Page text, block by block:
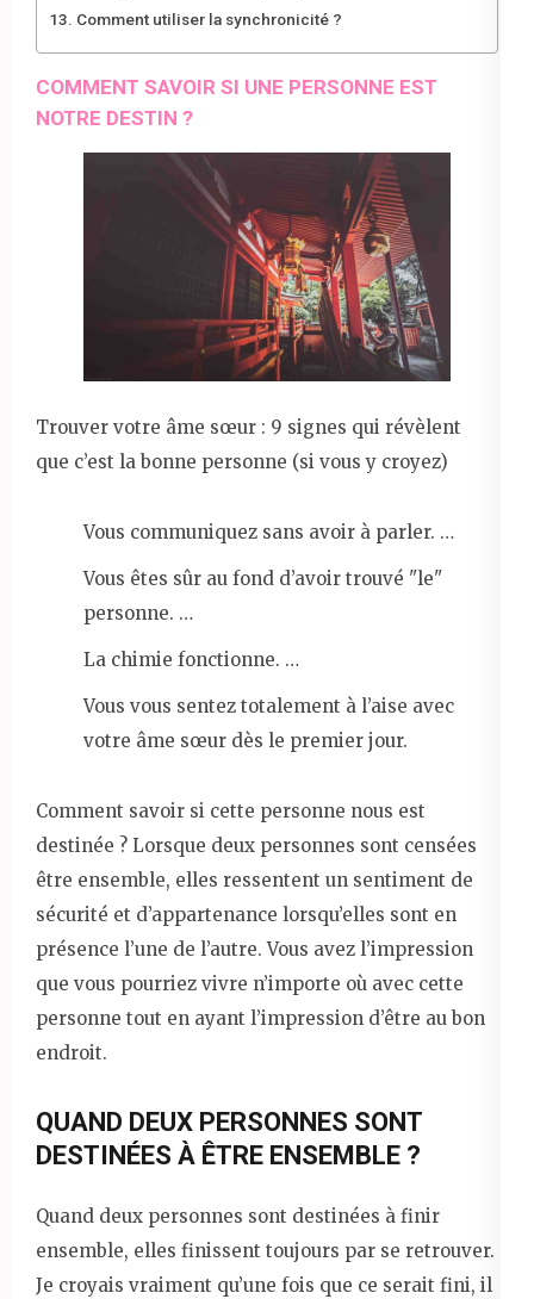
Comment utiliser la synchronicité ?
COMMENT SAVOIR SI UNE PERSONNE EST
NOTRE DESTIN ?
Trouver votre âme sœur : 9 signes qui révèlent
que c’est la bonne personne (si vous y croyez)
Vous communiquez sans avoir à parler. …
Vous êtes sûr au fond d’avoir trouvé "le"
personne. …
La chimie fonctionne. …
Vous vous sentez totalement à l’aise avec
votre âme sœur dès le premier jour.
Comment savoir si cette personne nous est
destinée ? Lorsque deux personnes sont censées
être ensemble, elles ressentent un sentiment de
sécurité et d’appartenance lorsqu’elles sont en
présence l’une de l’autre. Vous avez l’impression
que vous pourriez vivre n’importe où avec cette
personne tout en ayant l’impression d’être au bon
endroit.
QUAND DEUX PERSONNES SONT
DESTINÉES À ÊTRE ENSEMBLE ?
Quand deux personnes sont destinées à finir
ensemble, elles finissent toujours par se retrouver.
Je croyais vraiment qu’une fois que ce serait fini, il